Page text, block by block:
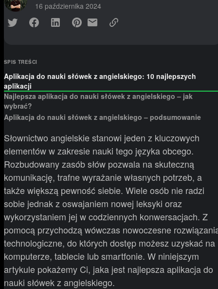
16 października 2024
SPIS TREŚCI
Aplikacja do nauki słówek z angielskiego: 10 najlepszych
aplikacji
Najlepsza aplikacja do nauki słówek z angielskiego – jak
wybrać?
Aplikacja do nauki słówek z angielskiego – podsumowanie
Słownictwo angielskie stanowi jeden z kluczowych
elementów w zakresie nauki tego języka obcego.
Rozbudowany zasób słów pozwala na skuteczną
komunikację, trafne wyrażanie własnych potrzeb, a
także większą pewność siebie. Wiele osób nie radzi
sobie jednak z oswajaniem nowej leksyki oraz
wykorzystaniem jej w codziennych konwersacjach. Z
pomocą przychodzą wówczas nowoczesne
technologiczne, do których dostęp możesz uzyskać na
komputerze, tablecie lub smartfonie. W niniejszym
artykule pokażemy Ci, jaka jest najlepsza aplikacja do
nauki słówek z angielskiego.